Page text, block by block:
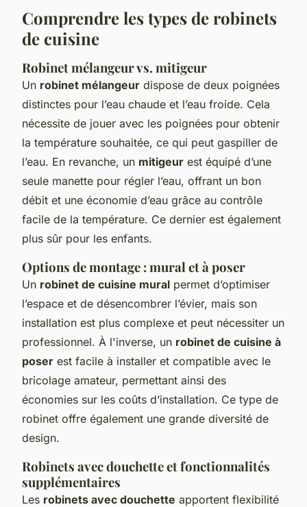
Comprendre les types de robinets
de cuisine
Robinet mélangeur vs. mitigeur
Un robinet mélangeur dispose de deux poignées
distinctes pour l’eau chaude et l’eau froide. Cela
nécessite de jouer avec les poignées pour obtenir
la température souhaitée, ce qui peut gaspiller de
l’eau. En revanche, un mitigeur est équipé d’une
seule manette pour régler l’eau, offrant un bon
débit et une économie d’eau grâce au contrôle
facile de la température. Ce dernier est également
plus sûr pour les enfants.
Options de montage : mural et à poser
Un robinet de cuisine mural permet d’optimiser
l’espace et de désencombrer l’évier, mais son
installation est plus complexe et peut nécessiter un
professionnel. À l'inverse, un robinet de cuisine à
poser est facile à installer et compatible avec le
bricolage amateur, permettant ainsi des
économies sur les coûts d’installation. Ce type de
robinet offre également une grande diversité de
design.
Robinets avec douchette et fonctionnalités
supplémentaires
Les robinets avec douchette apportent flexibilité